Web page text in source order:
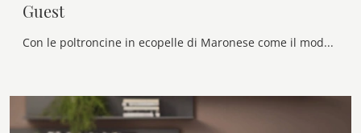
Guest
Con le poltroncine in ecopelle di Maronese come il modello Guest potrai ultimare il tuo progetto d'arredo.